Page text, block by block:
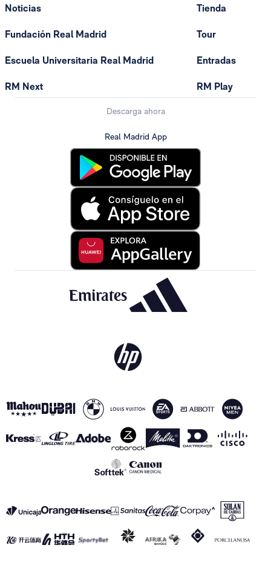
Noticias
Fundación Real Madrid
Escuela Universitaria Real Madrid
RM Next
Tienda
Tour
Entradas
RM Play
Descarga ahora
Real Madrid App